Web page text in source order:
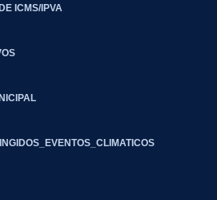
ICMS/IPVA